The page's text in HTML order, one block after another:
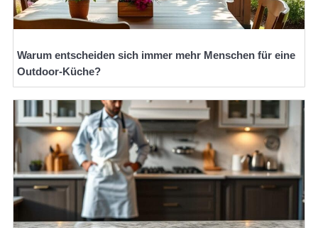
Warum entscheiden sich immer mehr Menschen für eine
Outdoor-Küche?